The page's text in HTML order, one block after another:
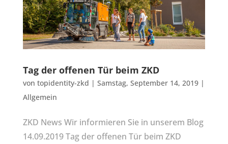
Tag der offenen Tür beim ZKD
von topidentity-zkd | Samstag, September 14, 2019|
Allgemein
ZKD News Wir informieren Sie in unserem Blog
14.09.2019 Tag der offenen Tür beim ZKD